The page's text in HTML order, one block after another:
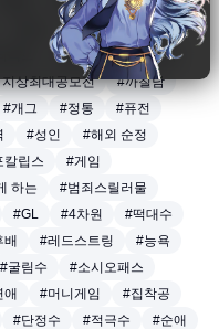
#전쟁
#생존
#용병
#왕족/귀족
상최대공모전
#까칠남
#개그 #정통
#퓨전
#성인
#해외 순정
칼립스
#게임
하는
#범죄스릴러물
#GL #4차원
#떡대수
배 #레드스트링
#능욕
#굴림수
#소시오패스
애 #머니게임
#집착공
#단정수 #적극수
#순애